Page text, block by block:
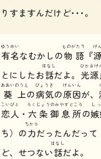
りすますんだけど･･･。
有名
ゆうめい
なむかしの物語
ものがたり
『
げ
とにしたお話
はなし
だよ。 光源
ひかるげ
葵上
あおいのうえ
の病気
びょうき
の原因
げんいん
が、
恋人
こいびと
・ 六条御息所
ろくじょうのみやすどころ
の
し
ち）の力
ちから
だったんだって
ど、せつない話
はなし
だよ。